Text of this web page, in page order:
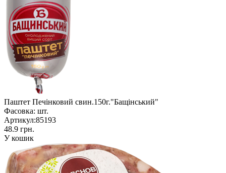
Паштет Печінковий свин.150г."Бащінський"
Фасовка: шт.
Артикул:85193
48.9 грн.
У кошик